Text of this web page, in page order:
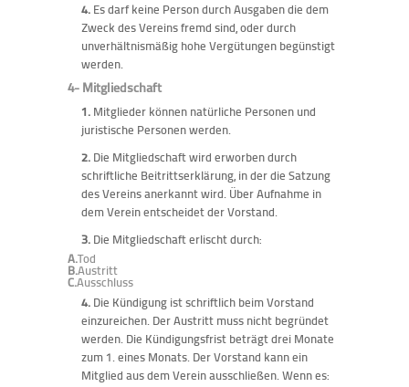
4. Es darf keine Person durch Ausgaben die dem
Zweck des Vereins fremd sind, oder durch
unverhältnismäßig hohe Vergütungen begünstigt
werden.
4- Mitgliedschaft
1. Mitglieder können natürliche Personen und
juristische Personen werden.
2. Die Mitgliedschaft wird erworben durch
schriftliche Beitrittserklärung, in der die Satzung
des Vereins anerkannt wird. Über Aufnahme in
dem Verein entscheidet der Vorstand.
3. Die Mitgliedschaft erlischt durch:
A.Tod
B.Austritt
C.Ausschluss
4. Die Kündigung ist schriftlich beim Vorstand
einzureichen. Der Austritt muss nicht begründet
werden. Die Kündigungsfrist beträgt drei Monate
zum 1. eines Monats. Der Vorstand kann ein
Mitglied aus dem Verein ausschließen. Wenn es: